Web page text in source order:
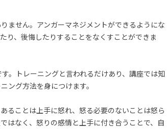
ません。アンガーマネジメントができるようにな
り、後悔したりすることをなくすことができま
。トレーニングと言われるだけあり、講座では知
ング方法を身につけます。
ることは上手に怒れ、怒る必要のないことは怒ら
はなく、怒りの感情と上手に付き合うことで、自